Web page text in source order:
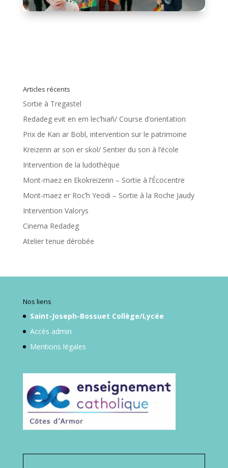
Articles récents
Sortie à Tregastel
Redadeg evit en em lec’hiañ/ Course d’orientation
Prix de Kan ar Bobl, intervention sur le patrimoine
Kreizenn ar son er skol/ Sentier du son à l’école
Intervention de la ludothèque
Mont-maez en Ekokreizenn – Sortie à l’Écocentre
Mont-maez er Roc’h Yeodi – Sortie à la Roche Jaudy
Intervention Valorys
Cinema Redadeg
Atelier tenue dérobée
Nos liens
Saint-Joseph-Bossuet Collège/Lycée
Accès admin
Mentions légales